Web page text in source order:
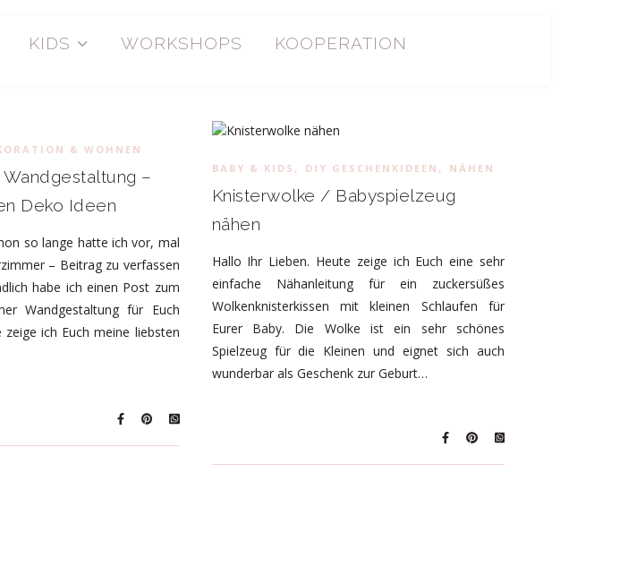
KIDS WORKSHOPS KOOPERATION
& WOHNEN
–
Deko Ideen
so lange hatte ich vor, mal
– Beitrag zu verfassen
habe ich einen Post zum
Wandgestaltung für Euch
ich Euch meine liebsten
BABY & KIDS , DIY GESCHENKIDEEN , NÄHEN
Knisterwolke / Babyspielzeug
nähen
Hallo Ihr Lieben. Heute zeige ich Euch eine sehr
einfache Nähanleitung für ein zuckersüßes
Wolkenknisterkissen mit kleinen Schlaufen für
Eurer Baby. Die Wolke ist ein sehr schönes
Spielzeug für die Kleinen und eignet sich auch
wunderbar als Geschenk zur Geburt…